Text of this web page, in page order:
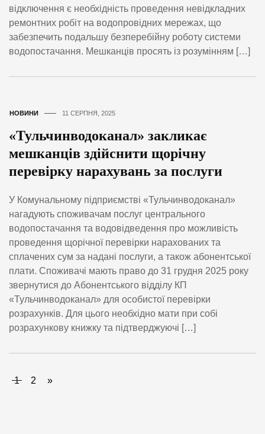
відключення є необхідність проведення невідкладних
ремонтних робіт на водопровідних мережах, що
забезпечить подальшу безперебійну роботу системи
водопостачання. Мешканців просять із розумінням […]
НОВИНИ 11 СЕРПНЯ, 2025
«Тульчинводоканал» закликає
мешканців здійснити щорічну
перевірку нарахувань за послуги
У Комунальному підприємстві «Тульчинводоканал»
нагадують споживачам послуг центрального
водопостачання та водовідведення про можливість
проведення щорічної перевірки нарахованих та
сплачених сум за надані послуги, а також абонентської
плати. Споживачі мають право до 31 грудня 2025 року
звернутися до Абонентського відділу КП
«Тульчинводоканал» для особистої перевірки
розрахунків. Для цього необхідно мати при собі
розрахункову книжку та підтверджуючі […]
1 2 »